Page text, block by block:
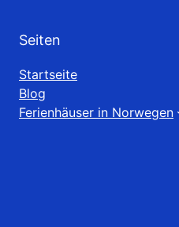
Seiten
Startseite
Blog
Ferienhäuser in Norwegen